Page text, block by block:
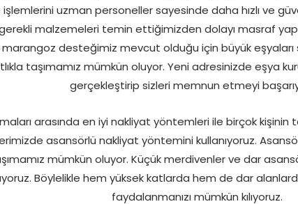
uzman personeller sayesinde daha hızlı ve
malzemeleri temin ettiğimizden dolayı masraf
desteğimiz mevcut olduğu için büyük eşyaları
taşımamız mümkün oluyor. Yeni adresinizde eşya
gerçekleştirip sizleri memnun etmeyi
arasında en iyi nakliyat yöntemleri ile birçok kişinin
asansörlü nakliyat yöntemini kullanıyoruz.
mümkün oluyor. Küçük merdivenler ve dar
Böylelikle hem yüksek katlarda hem de dar
faydalanmanızı mümkün kılıyoruz.